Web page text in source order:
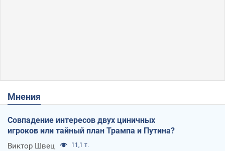
Мнения
Совпадение интересов двух циничных
игроков или тайный план Трампа и Путина?
Виктор Швец 11,1 т.